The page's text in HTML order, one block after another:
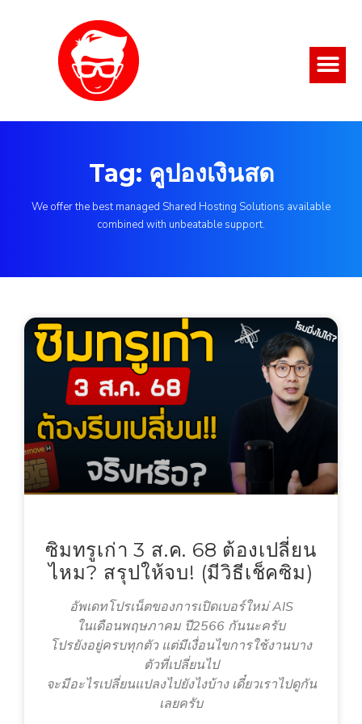
Tag: คูปองเงินสด
We offer the best managed Shared Hosting Solutions available
combined with unbeatable support.
ซิมทรูเก่า 3 ส.ค. 68 ต้องเปลี่ยน
ไหม? สรุปให้จบ! (มีวิธีเช็คซิม)
อัพเดทโปรเน็ตของการเปิดเบอร์ใหม่ AIS
ในเดือนพฤษภาคม ปี2566 กันนะครับ
โปรยังอยู่ครบทุกตัว แต่มีเงื่อนไขการใช้งานบาง
ตัวที่เปลี่ยนไป
จะมีอะไรเปลี่ยนแปลงไปยังไงบ้าง เดี๋ยวเราไปดูกัน
เลยครับ